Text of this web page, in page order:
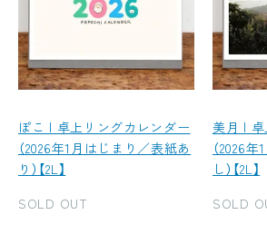
ぽこ | 卓上リングカレンダー
（2026年1月はじまり／表紙あ
り）【2L】
SOLD OUT
美月 |
（2026
し）【2L】
SOLD